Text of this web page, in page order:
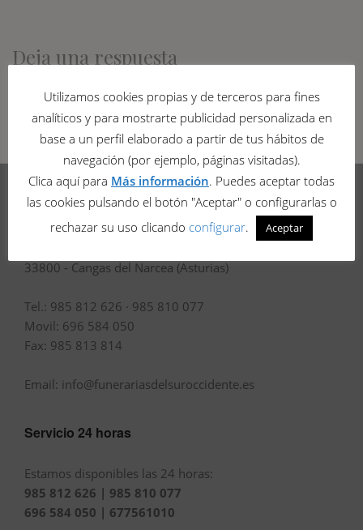
Deja una respuesta
comentario.
Funerarias del Suroccidente
33800 - Cangas del Narcea (Asturias)
Tel.: 985 812 626 · 985 810 077
Movil: 696 584 050
Fax: 985 813 814
Email: info@funerariasdelsuroccidente.es
Servicio 24 horas
Estamos disponibles las 24 horas:
985 812 626 | 985 810 077
696 584 050 | 677561010
Utilizamos cookies propias y de terceros para fines
analíticos y para mostrarte publicidad personalizada en
base a un perfil elaborado a partir de tus hábitos de
navegación (por ejemplo, páginas visitadas).
Clica aquí para Más información. Puedes aceptar todas
las cookies pulsando el botón "Aceptar" o configurarlas o
rechazar su uso clicando configurar. Aceptar